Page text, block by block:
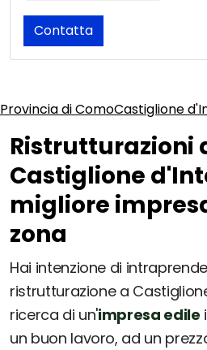
Contatta
Provincia di ComoCastiglione
Ristrutturazioni
Castiglione
migliore
zona
Hai intenzione di
ristrutturazione a
ricerca di un'impresa edile
un buon lavoro, ad un